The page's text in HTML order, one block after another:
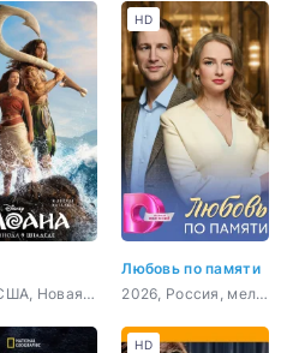
2026, США, Новая Зеландия, Канада, Венгрия, фэнтези, комедия, приключения, семейный
Любовь по памяти
2026, Россия, мелодрама
HD
HD